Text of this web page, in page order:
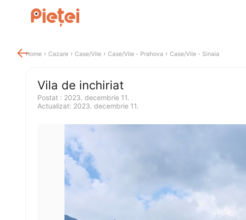
Home › Cazare › Case/Vile › Case/Vile - Prahova › Case/Vile - Sinaia
Vila de inchiriat
Postat : 2023. decembrie 11.
Actualizat: 2023. decembrie 11.